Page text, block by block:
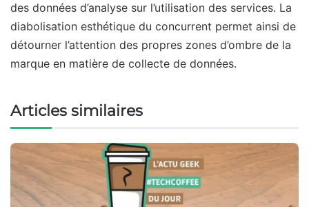
des données d’analyse sur l’utilisation des services. La
diabolisation esthétique du concurrent permet ainsi de
détourner l’attention des propres zones d’ombre de la
marque en matière de collecte de données.
Articles similaires